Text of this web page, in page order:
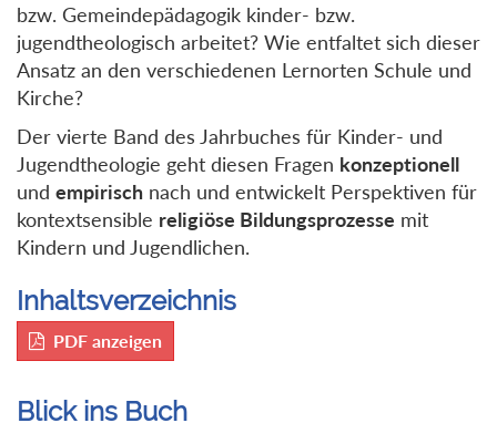
bzw. Gemeindepädagogik kinder- bzw.
jugendtheologisch arbeitet? Wie entfaltet sich dieser
Ansatz an den verschiedenen Lernorten Schule und
Kirche?
Der vierte Band des Jahrbuches für Kinder- und
Jugendtheologie geht diesen Fragen konzeptionell
und empirisch nach und entwickelt Perspektiven für
kontextsensible religiöse Bildungsprozesse mit
Kindern und Jugendlichen.
Inhaltsverzeichnis
PDF anzeigen
Blick ins Buch